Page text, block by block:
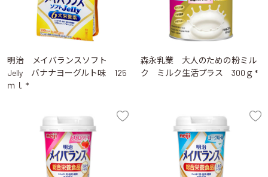
明治 メイバランスソフト
Jelly バナナヨーグルト味 125
ｍｌ *
森永乳業 大人のための粉ミル
ク ミルク生活プラス 300ｇ *